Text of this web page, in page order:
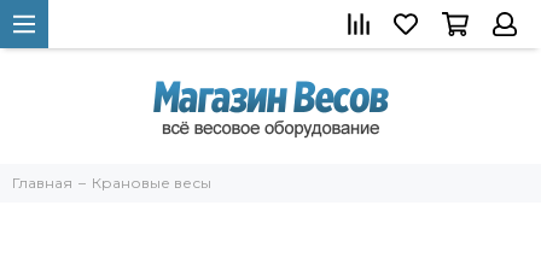
Главная Крановые весы